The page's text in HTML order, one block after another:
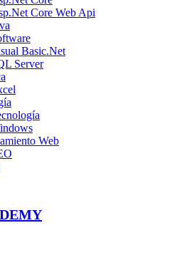
Core Web Api
Basic.Net
Server
Web